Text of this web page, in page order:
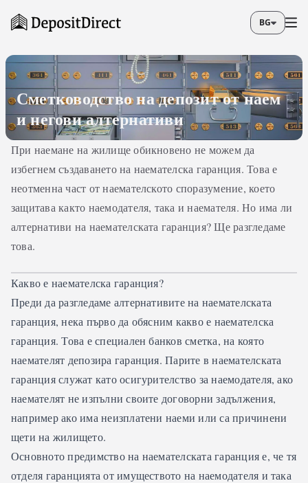
BG
Сметководство на депозит от наем
и негови алтернативи
При наемане на жилище обикновено не можем да
избегнем създаването на наемателска гаранция. Това е
неотменна част от наемателското споразумение, което
защитава както наемодателя, така и наемателя. Но има ли
алтернативи на наемателската гаранция? Ще разгледаме
това.
Какво е наемателска гаранция?
Преди да разгледаме алтернативите на наемателската
гаранция, нека първо да обясним какво е наемателска
гаранция. Това е специален банков сметка, на която
наемателят депозира гаранция. Парите в наемателската
гаранция служат като осигурителство за наемодателя, ако
наемателят не изпълни своите договорни задължения,
например ако има неизплатени наеми или са причинени
щети на жилището.
Основното предимство на наемателската гаранция е, че тя
отделя гаранцията от имуществото на наемодателя и така